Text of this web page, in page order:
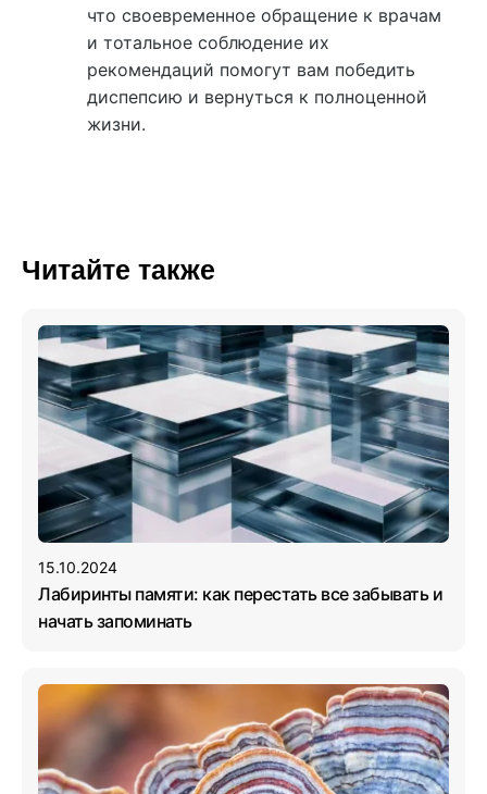
что своевременное обращение к врачам
и тотальное соблюдение их
рекомендаций помогут вам победить
диспепсию и вернуться к полноценной
жизни.
Читайте также
15.10.2024
Лабиринты памяти: как перестать все забывать и
начать запоминать